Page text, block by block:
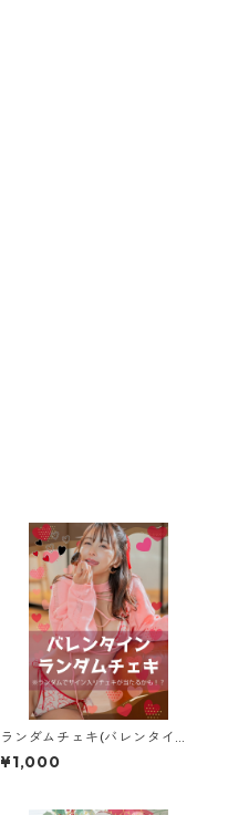
ランダムチェキ(バレンタイン
ver.)
¥1,000